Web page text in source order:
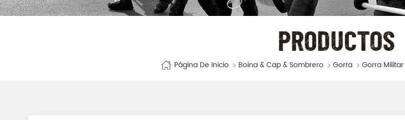
PRODUCTOS
Página De Inicio Boina & Cap & Sombrero Gorra